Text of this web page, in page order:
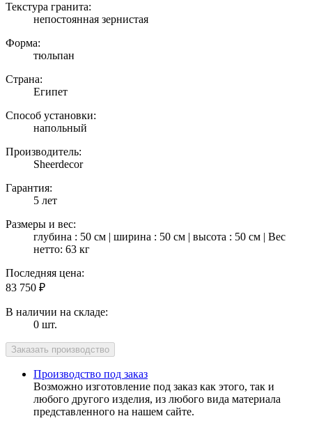
Текстура гранита:
непостоянная зернистая
Форма:
тюльпан
Страна:
Египет
Способ установки:
напольный
Производитель:
Sheerdecor
Гарантия:
5 лет
Размеры и вес:
глубина : 50 см | ширина : 50 см | высота : 50 см | Вес
нетто: 63 кг
Последняя цена:
83 750 ₽
В наличии на складе:
0 шт.
Производство под заказ
Возможно изготовление под заказ как этого, так и
любого другого изделия, из любого вида материала
представленного на нашем сайте.